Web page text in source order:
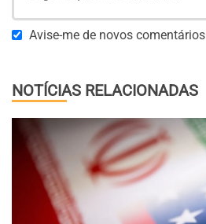
Avise-me de novos comentários
NOTÍCIAS RELACIONADAS